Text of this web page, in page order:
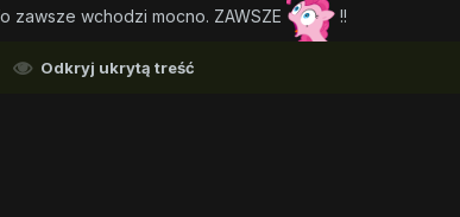
zawsze wchodzi mocno. ZAWSZE !!
Odkryj ukrytą treść